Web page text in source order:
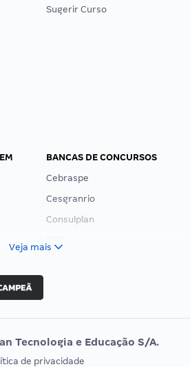
Sugerir Curso
BANCAS DE CONCURSOS
Cebraspe
Cesgranrio
Consulplan
Vunesp
Veja mais
Tecnologia e Educação S/A.
de privacidade